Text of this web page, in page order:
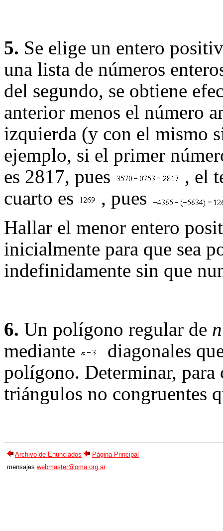
5. Se elige un entero
una lista de números
del segundo, se obtiene
anterior menos el número
izquierda (y con el mismo
ejemplo, si el primer
es 2817, pues
, el
cuarto es
, pues
Hallar el menor entero
inicialmente para que sea
indefinidamente sin que
6. Un polígono regular de n
mediante
diagonales
polígono. Determinar, para
triángulos no congruentes
Archivo de Enunciados
Página Principal
mensajes webmaster@oma.org.ar